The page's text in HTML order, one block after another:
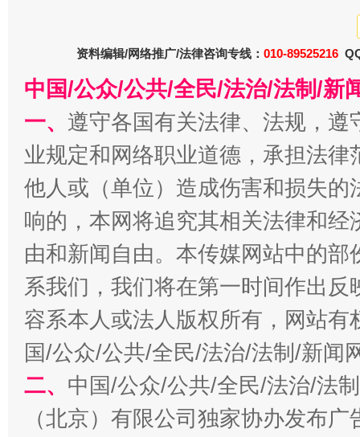
在谋一域中谋全局
今
习近平的博鳌关键词
魏明亮
资料编辑/网络推广/法律咨询专线： 010-89525216
中国/公众/公共/全民/法治/法制/新
一、 遵守各国有关法律、法规，
业规定和网络职业道德，承担法
他人或（单位）造成伤害和损失
响的，本网将追究其相关法律和
由和新闻自由。本传媒网站中的
系我们，我们将在第一时间作出
容系本人或法人版权所有，网站
国/公众/公共/全民/法治/法制/新闻
二、 中国/公众/公共/全民/法治/法
（北京）有限公司独家协办发布